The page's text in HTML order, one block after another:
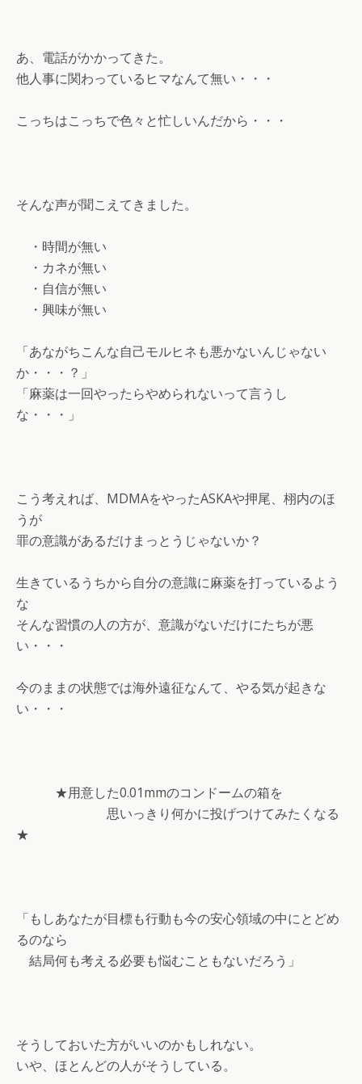
あ、電話がかかってきた。
他人事に関わっているヒマなんて無い・・・
こっちはこっちで色々と忙しいんだから・・・
そんな声が聞こえてきました。
・時間が無い
・カネが無い
・自信が無い
・興味が無い
「あながちこんな自己モルヒネも悪かないんじゃない
か・・・？」
「麻薬は一回やったらやめられないって言うし
な・・・」
こう考えれば、MDMAをやったASKAや押尾、栩内のほ
うが
罪の意識があるだけまっとうじゃないか？
生きているうちから自分の意識に麻薬を打っているよう
な
そんな習慣の人の方が、意識がないだけにたちが悪
い・・・
今のままの状態では海外遠征なんて、やる気が起きな
い・・・
★用意した0.01mmのコンドームの箱を
思いっきり何かに投げつけてみたくなる
★
「もしあなたが目標も行動も今の安心領域の中にとどめ
るのなら
結局何も考える必要も悩むこともないだろう」
そうしておいた方がいいのかもしれない。
いや、ほとんどの人がそうしている。